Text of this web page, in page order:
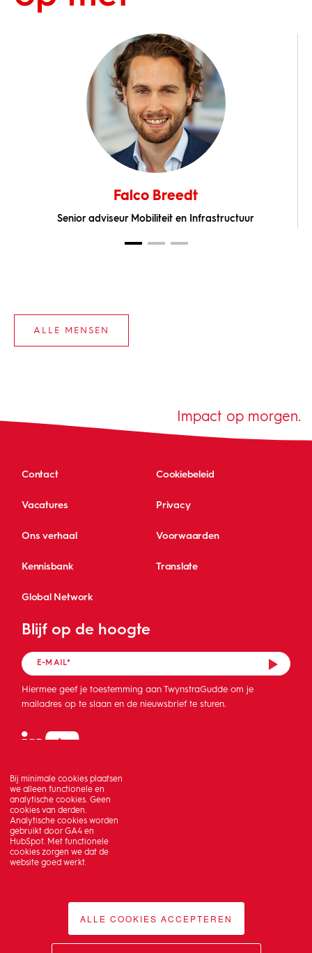
Bij minimale cookies plaatsen
we alleen functionele en
analytische cookies. Geen
cookies van derden.
Analytische cookies worden
gebruikt door GA4 en
HubSpot. Met functionele
cookies zorgen we dat de
website goed werkt.
ALLE COOKIES ACCEPTEREN
Falco Breedt
Senior adviseur Mobiliteit en Infrastructuur
ALLE MENSEN
Contact Cookiebeleid
Vacatures Privacy
Ons verhaal Voorwaarden
Kennisbank Translate
Global Network
Blijf op de hoogte
Hiermee geef je toestemming aan TwynstraGudde om je
mailadres op te slaan en de nieuwsbrief te sturen.
Impact op morgen.